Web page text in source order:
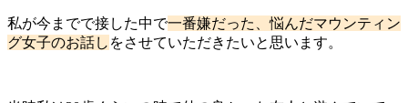
私が今までで接した中で一番嫌だった、悩んだマウンティン
グ女子のお話し をさせていただきたいと思います。